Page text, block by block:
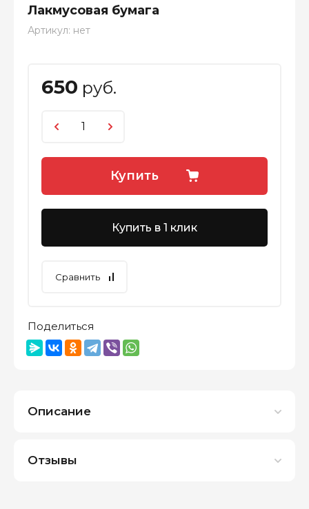
Лакмусовая бумага
Артикул: нет
650 руб.
Купить
Купить в 1 клик
Сравнить
Поделиться
Описание
Отзывы